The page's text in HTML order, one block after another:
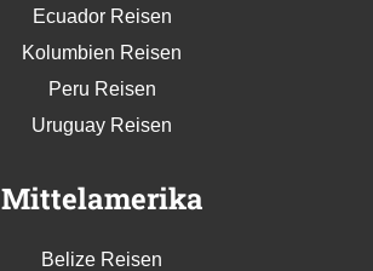
Ecuador Reisen
Kolumbien Reisen
Peru Reisen
Uruguay Reisen
Mittelamerika
Belize Reisen